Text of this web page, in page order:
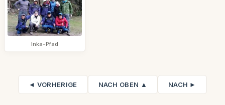
Inka-Pfad
◄ VORHERIGE NACH OBEN ▲ NACH ►